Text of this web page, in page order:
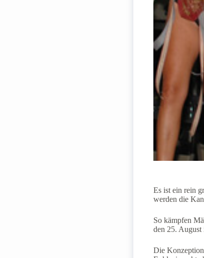
Es ist ein rein
werden die
So kämpfen
den 25.
Die